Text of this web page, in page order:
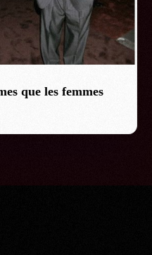
que les femmes